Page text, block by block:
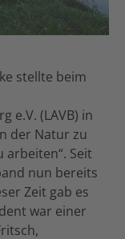
stellte beim
e.V. (LAVB) in
der Natur zu
arbeiten“. Seit
nun bereits
Zeit gab es
war einer